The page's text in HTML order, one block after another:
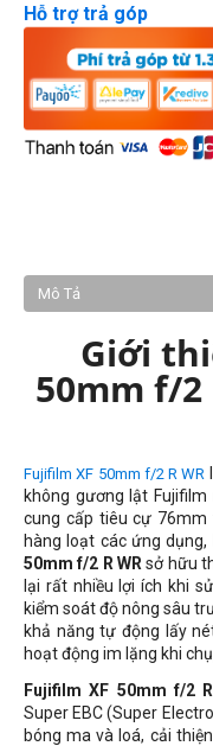
Hỗ trợ trả góp
Mô Tả
Giới
50mm f/2
Fujifilm XF 50mm f/2 R WR
không gương lật Fujifilm
cung cấp tiêu cự 76mm
hàng loạt các ứng
50mm f/2 R WR sở hữu
lại rất nhiều lợi ích khi
kiểm soát độ nông sâu
khả năng tự động lấy
hoạt động im lặng khi
Fujifilm XF 50mm f/2 R
Super EBC (Super
bóng ma và loá, cải